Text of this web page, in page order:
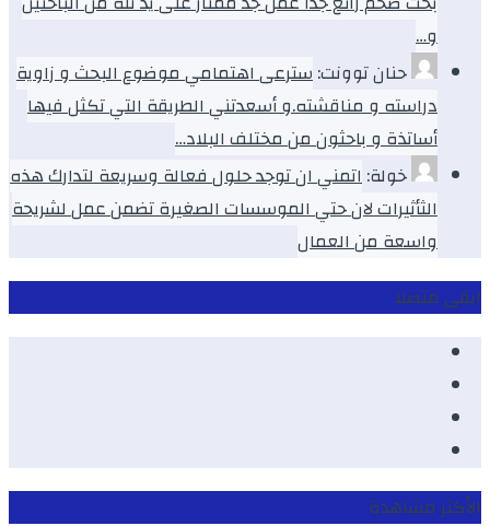
و…
حنان توونت:سترعى اهتمامي موضوع البحث و زاوية
دراسته و مناقشته.و أسعدتني الطريقة التي تكثل فيها
أساتذة و باحثون من مختلف البلاد…
خولة:اتمني ان توجد حلول فعالة وسريعة لتدارك هذه
الثأثيرات لان حتي الموسسات الصغيرة تضمن عمل لشريحة
واسعة من العمال
ابقى متصلا
الأكثر مشاهدة